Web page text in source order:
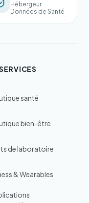
Hébergeur
Données de Santé
santé
bien-être
de laboratoire
& Wearables